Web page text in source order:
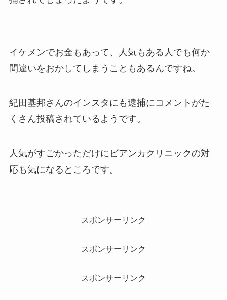
イケメンでお金もあって、人気もある人でも何か
間違いをおかしてしまうこともあるんですね。
紀田基邦さんのインスタにも逮捕にコメントがた
くさん投稿されているようです。
人気がすごかっただけにビアンカクリニックの対
応も気になるところです。
スポンサーリンク
スポンサーリンク
スポンサーリンク